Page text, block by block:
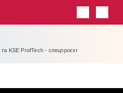
KSE ProfTech - спецпроєкт